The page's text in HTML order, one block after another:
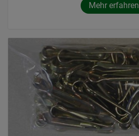
Mehr erfahren